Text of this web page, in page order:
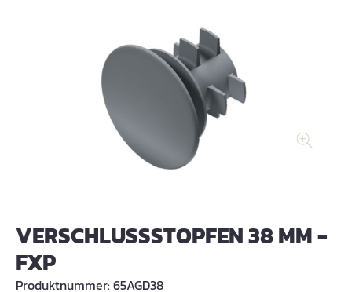
VERSCHLUSSSTOPFEN 38 MM -
FXP
Produktnummer:65AGD38